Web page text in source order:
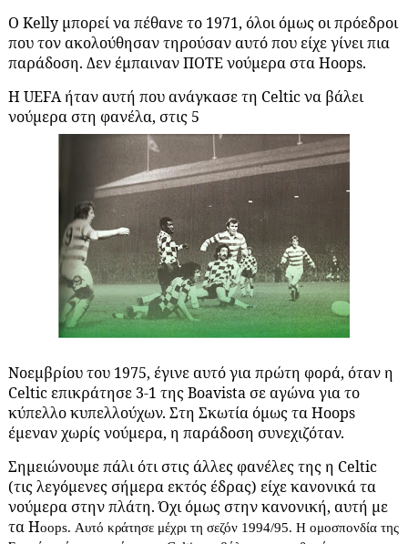
Ο Kelly μπορεί να πέθανε το 1971, όλοι όμως οι πρόεδροι
που τον ακολούθησαν τηρούσαν αυτό που είχε γίνει πια
παράδοση. Δεν έμπαιναν ΠΟΤE νούμερα στα Hoops.
Η UEFΑ ήταν αυτή που ανάγκασε τη Celtic να βάλει
νούμερα στη φανέλα, στις 5
Νοεμβρίου του 1975, έγινε αυτό για πρώτη φορά, όταν η
Celtic επικράτησε 3-1 της Boavista σε αγώνα για το
κύπελλο κυπελλούχων. Στη Σκωτία όμως τα Hoops
έμεναν χωρίς νούμερα, η παράδοση συνεχιζόταν.
Σημειώνουμε πάλι ότι στις άλλες φανέλες της η Celtic
(τις λεγόμενες σήμερα εκτός έδρας) είχε κανονικά τα
νούμερα στην πλάτη. Όχι όμως στην κανονική, αυτή με
τα Hoops. Αυτό κράτησε μέχρι τη σεζόν 1994/95. Η ομοσπονδία της